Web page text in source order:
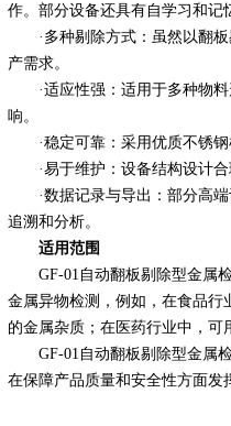
作。部分设备还具有自学习和记
·多种剔除方式：虽然以翻
产需求。
·适应性强：适用于多种物
响。
·稳定可靠：采用优质不锈
·易于维护：设备结构设计
·数据记录与导出：部分高
追溯和分析。
适用范围
GF-01 自动翻板剔除型金属
金属异物检测，例如，在食品行
的金属杂质；在医药行业中，可
GF-01 自动翻板剔除型金属
在保障产品质量和安全性方面发